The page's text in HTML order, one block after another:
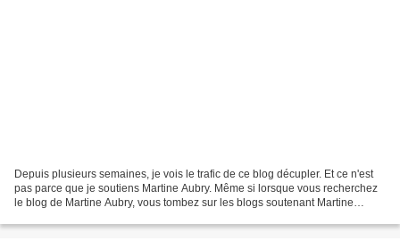
Depuis plusieurs semaines, je vois le trafic de ce blog décupler. Et ce n'est
pas parce que je soutiens Martine Aubry. Même si lorsque vous recherchez
le blog de Martine Aubry, vous tombez sur les blogs soutenant Martine